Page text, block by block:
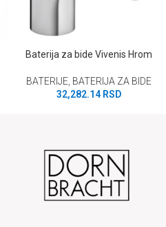
Baterija za bide Vivenis Hrom
BATERIJE BATERIJA ZA BIDE
32,282.14 RSD